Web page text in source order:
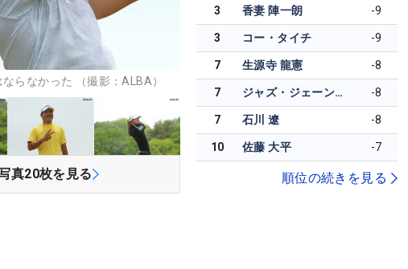
らなかった （撮影：ALBA）
真20枚を見る
3 香妻 陣一朗 -9
3 コー・タイチ -9
7 生源寺 龍憲 -8
7 ジャズ・ジェーンワタナノンド -8
7 石川 遼 -8
10 佐藤 大平 -7
順位の続きを見る